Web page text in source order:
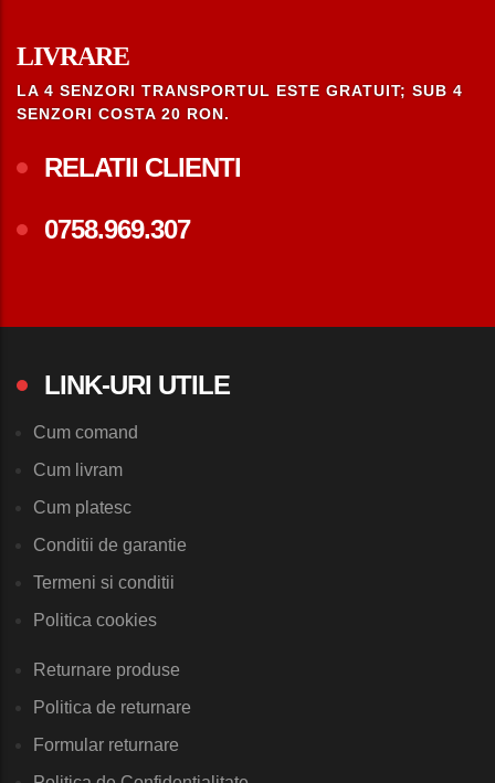
LIVRARE
LA 4 SENZORI TRANSPORTUL ESTE GRATUIT; SUB 4
SENZORI COSTA 20 RON.
RELATII CLIENTI
0758.969.307
LINK-URI UTILE
Cum comand
Cum livram
Cum platesc
Conditii de garantie
Termeni si conditii
Politica cookies
Returnare produse
Politica de returnare
Formular returnare